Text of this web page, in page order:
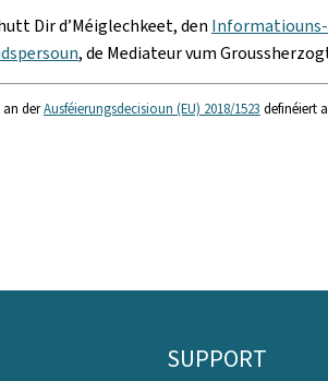
Dir d’Méiglechkeet, den Informatiouns-
, de Mediateur vum
an derAusféierungsdecisioun (EU) 2018/1523 definéiert
SUPPORT